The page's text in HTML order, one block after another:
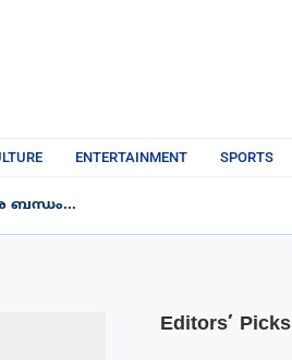
ENTERTAINMENT SPORTS
ബന്ധം...
Editors’ Picks